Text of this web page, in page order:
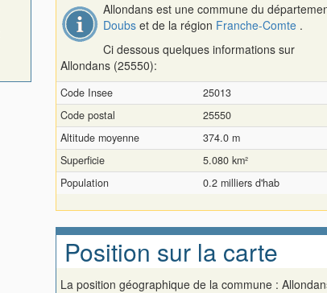
Allondans est une commune du
Doubs et de la région Franche-Comte .
Ci dessous quelques informations sur
Allondans (25550):
Code Insee
25013
Code postal
25550
Altitude moyenne
374.0 m
Superficie
5.080 km²
Population
0.2 milliers d'hab
Position sur la carte
La position géographique de la commune :